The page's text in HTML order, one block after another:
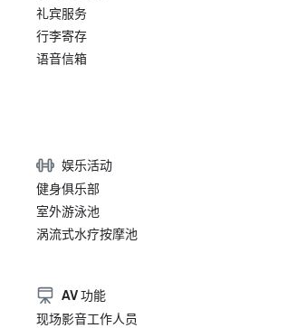
礼宾服务
行李寄存
语音信箱
娱乐活动
健身俱乐部
室外游泳池
涡流式水疗按摩池
AV 功能
现场影音工作人员